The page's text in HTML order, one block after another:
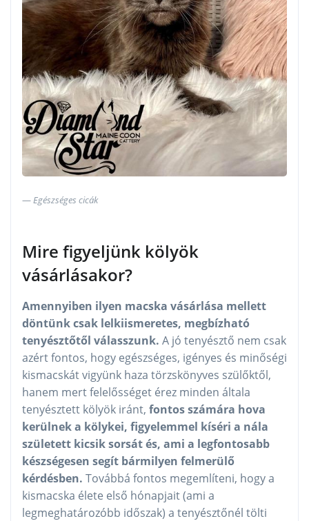
Egészséges cicák
Mire figyeljünk kölyök
vásárlásakor?
Amennyiben ilyen macska vásárlása mellett
döntünk csak lelkiismeretes, megbízható
tenyésztőtől válasszunk. A jó tenyésztő nem csak
azért fontos, hogy egészséges, igényes és minőségi
kismacskát vigyünk haza törzskönyves szülőktől,
hanem mert felelősséget érez minden általa
tenyésztett kölyök iránt, fontos számára hova
kerülnek a kölykei, figyelemmel kíséri a nála
született kicsik sorsát és, ami a legfontosabb
készségesen segít bármilyen felmerülő
kérdésben. Továbbá fontos megemlíteni, hogy a
kismacska élete első hónapjait (ami a
legmeghatározóbb időszak) a tenyésztőnél tölti